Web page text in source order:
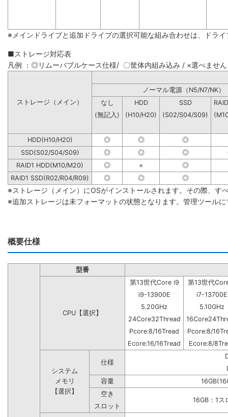
※メインドライブと追加ドライブの選択可能な組み合わせは、ドラ
■ストレージ対応表
凡例 ：◎リムーバブルケース仕様/ 〇筐体内組み込み / ×選べません
ノーマル電源（N5/
ストレージ（メイン）
なし HDD SSD
(無記入)
(H10/H20) (S02/S04/S09)
HDD(H10/H20) ◎ ◎
◎
SSD(S02/S04/S09)
◎ ◎ ◎
RAID1 HDD(M10/M20)
◎ ×
◎
RAID1 SSD(R02/R04/R09)
◎ ◎ ◎
※ストレージ（メイン）にOSがインストールされます。その際、す
※追加ストレージは未フォーマットの状態となります。管理ツール
概要仕様
型番
CPU【選択】
第13世代Core i9
第13世代
i9-13900E
i7-13700E
5.20GHz
5.10GHz
24Core32Thread
Pcore:8/16Tread
Pcore:8/
Ecore:16/16Tread
Ecore:8/
システム
メモリ
【選択】
仕様
容量
空き
16GB：1
スロット